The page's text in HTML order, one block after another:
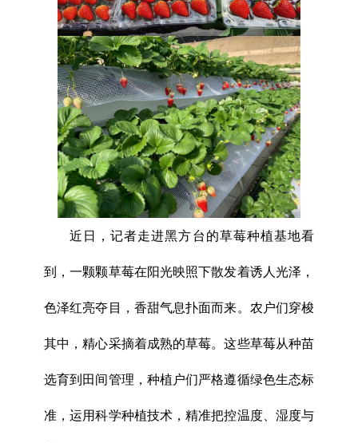
近日，记者走进黑方台的草莓种植基地看
到，一颗颗草莓在阳光映照下散发着诱人光泽，
色泽红亮夺目，香甜气息扑面而来。农户们穿梭
其中，精心采摘着成熟的草莓。这些草莓从种苗
选育到田间管理，种植户们严格遵循绿色生态标
准，运用科学种植技术，精准把控温度、湿度与